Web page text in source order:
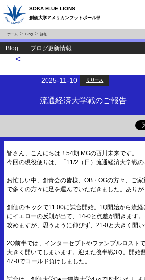
SOKA BLUE LIONS
創価大学アメリカンフットボール部
ホーム Blog 詳細
Blog ブログ更新情報
<
2025-11-10 リリース
流通経済大学戦のご報告
皆さん、こんにちは！54期 MGの西川未来です。
今回の現役便りは、「11/2（日）流通経済大学戦の
お忙しい中、創青会の皆様、OB・OGの方々、ご
で多くの方々に足を運んでいただきました。ありが
創価のキックで11:00に試合開始。1Q開始から流
にイエローの反則が出て、14-0と点差が開きます
攻めますが、思うように伸びず、21-0と大きく開い
2Q前半では、インターセプトやファンブルロスト
大きく開いてしまいます。迎えた後半戦3Ｑ。開始
47-0でコールド負けしました。